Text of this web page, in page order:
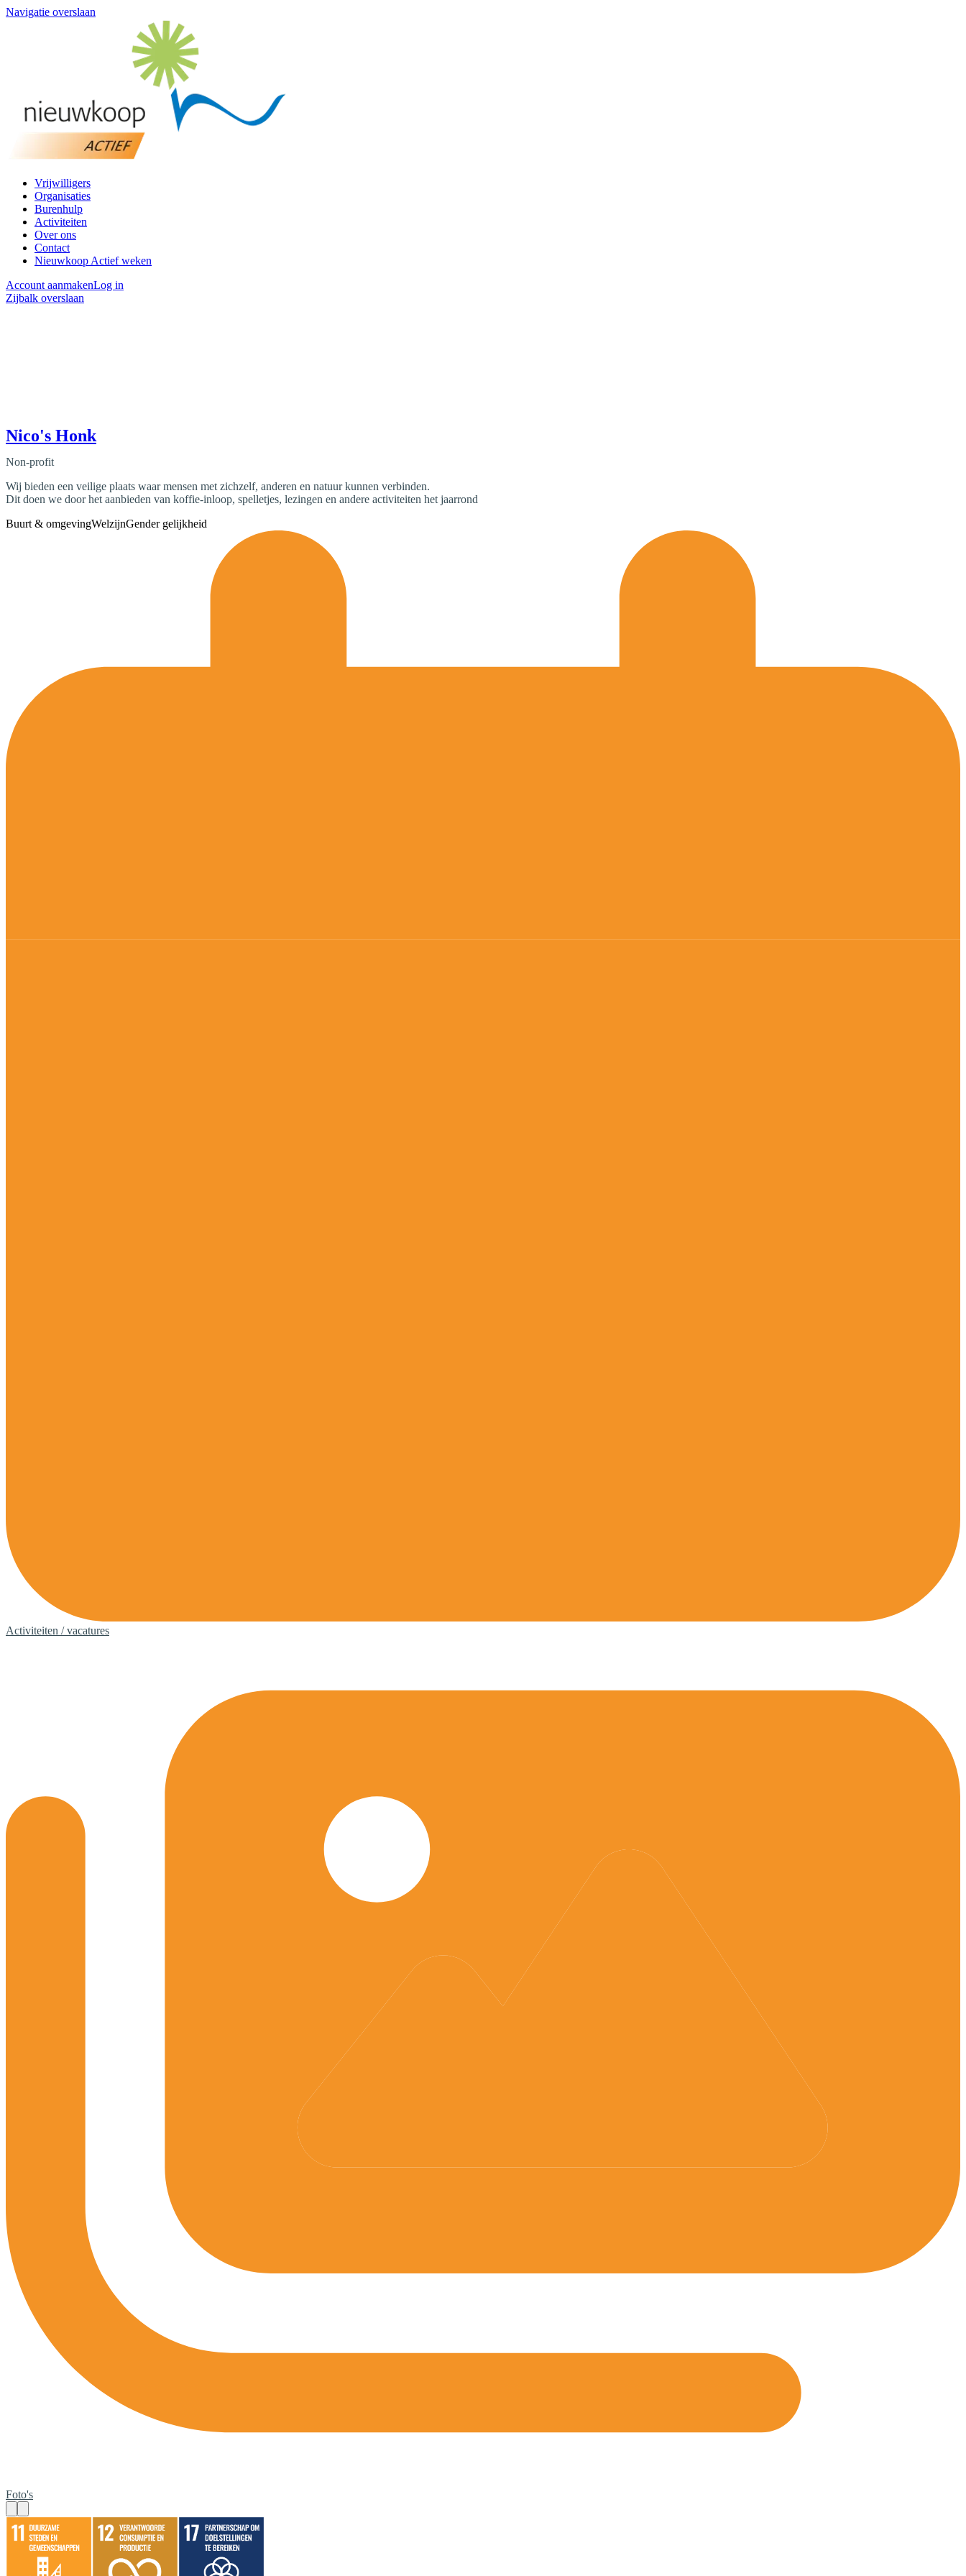
Navigatie overslaan
Vrijwilligers
Organisaties
Burenhulp
Activiteiten
Over ons
Contact
Nieuwkoop Actief weken
Account aanmakenLog in
Zijbalk overslaan
Nico's Honk
Non-profit
Wij bieden een veilige plaats waar mensen met zichzelf, anderen en natuur kunnen verbinden.
Dit doen we door het aanbieden van koffie-inloop, spelletjes, lezingen en andere activiteiten het jaarrond
Buurt & omgevingWelzijnGender gelijkheid
Activiteiten / vacatures
Foto's